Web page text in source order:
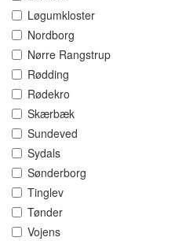
Løgumkloster
Nordborg
Nørre Rangstrup
Rødding
Rødekro
Skærbæk
Sundeved
Sydals
Sønderborg
Tinglev
Tønder
Vojens